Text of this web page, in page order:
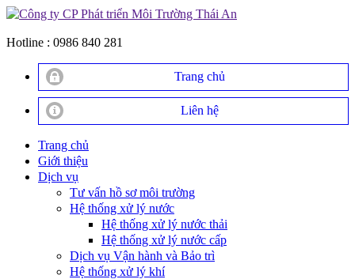
Hotline : 0986 840 281
Trang chủ
Liên hệ
Trang chủ
Giới thiệu
Dịch vụ
Tư vấn hồ sơ môi trường
Hệ thống xử lý nước
Hệ thống xử lý nước thải
Hệ thống xử lý nước cấp
Dịch vụ Vận hành và Bảo trì
Hệ thống xử lý khí